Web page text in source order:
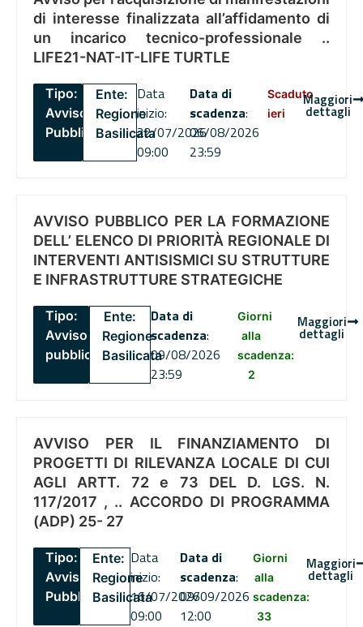
di interesse finalizzata all’affidamento di
un incarico tecnico-professionale ..
LIFE21-NAT-IT-LIFE TURTLE
Tipo:
Avviso
Pubblico
Ente:
Regione
Basilicata
Data
inizio:
22/07/2026
09:00
Data di
scadenza:
06/08/2026
23:59
Scaduto
ieri
Maggiori
dettagli
AVVISO PUBBLICO PER LA FORMAZIONE
DELL’ ELENCO DI PRIORITÀ REGIONALE DI
INTERVENTI ANTISISMICI SU STRUTTURE
E INFRASTRUTTURE STRATEGICHE
Tipo:
Avviso
pubblico
Ente:
Regione
Basilicata
Data di
scadenza:
09/08/2026
23:59
Giorni
alla
scadenza:
2
Maggiori
dettagli
AVVISO PER IL FINANZIAMENTO DI
PROGETTI DI RILEVANZA LOCALE DI CUI
AGLI ARTT. 72 e 73 DEL D. LGS. N.
117/2017 , .. ACCORDO DI PROGRAMMA
(ADP) 25- 27
Tipo:
Avviso
Pubblico
Ente:
Regione
Basilicata
Data
inizio:
16/07/2026
09:00
Data di
scadenza:
09/09/2026
12:00
Giorni
alla
scadenza:
33
Maggiori
dettagli